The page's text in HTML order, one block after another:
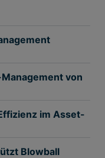
von
im Asset-
Blowball